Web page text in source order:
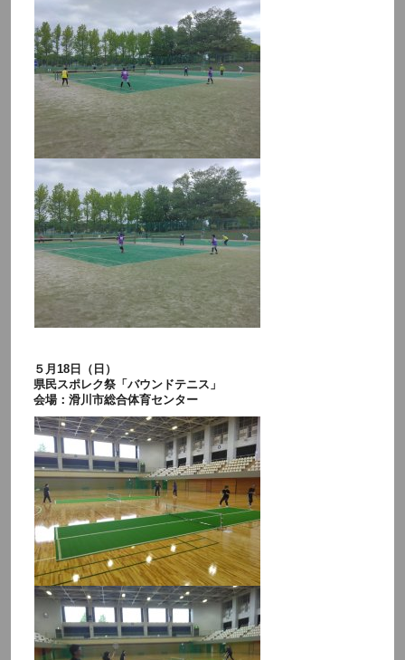
５月18日（日）
県民スポレク祭「バウンドテニス」
会場：滑川市総合体育センター